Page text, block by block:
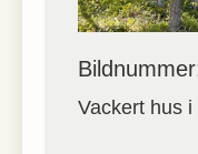
Vackert hus